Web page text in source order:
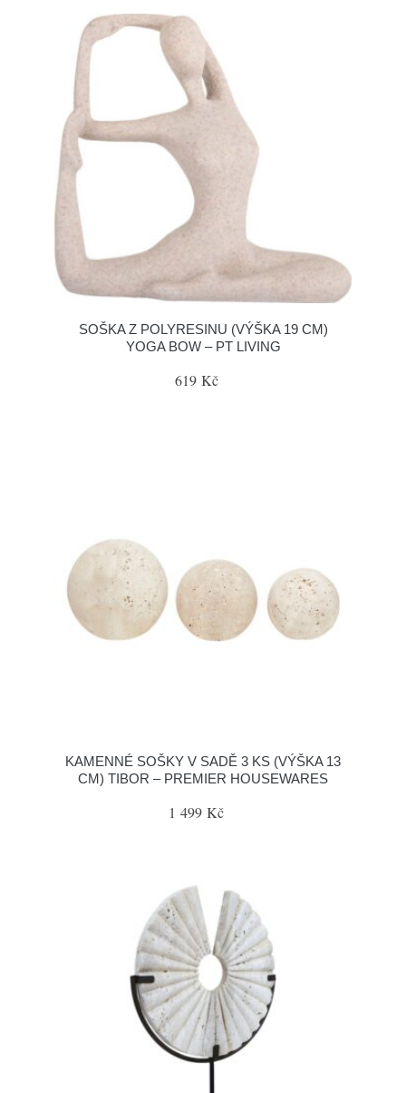
SOŠKA Z POLYRESINU (VÝŠKA 19 CM)
YOGA BOW – PT LIVING
619 Kč
KAMENNÉ SOŠKY V SADĚ 3 KS (VÝŠKA 13
CM) TIBOR – PREMIER HOUSEWARES
1 499 Kč